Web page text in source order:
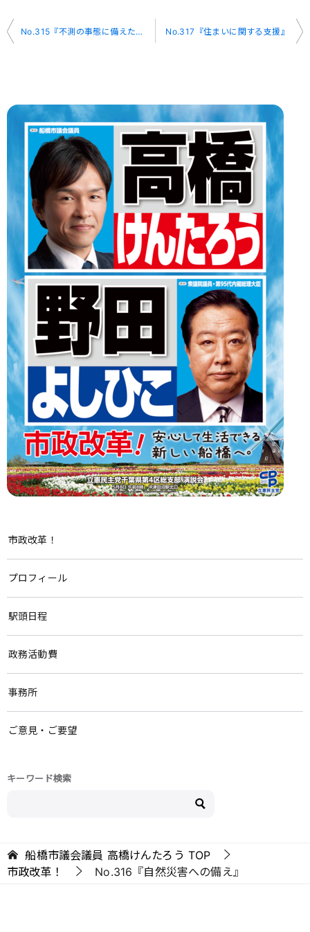
投
ゲ
ン
No.315『不測の事態に備えた危機管理』 No.317『住まいに関する支援』
市政改革！
プロフィール
駅頭日程
政務活動費
事務所
ご意見・ご要望
キーワード検索
船橋市議会議員 高橋けんたろう TOP
市政改革！
No.316『自然災害への備え』